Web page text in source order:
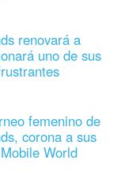
renovará a
uno de sus
femenino de
corona a sus
World